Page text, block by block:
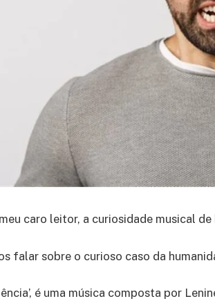
caro leitor, a curiosidade musical
falar sobre o curioso caso da
é uma música composta por